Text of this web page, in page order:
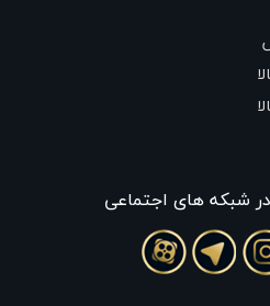
شبکه های اجتماعی